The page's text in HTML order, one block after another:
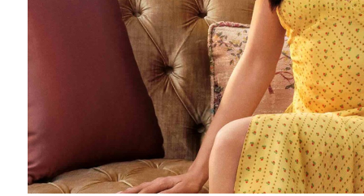
Barış Manço'nun mirasçıları mahkemede!